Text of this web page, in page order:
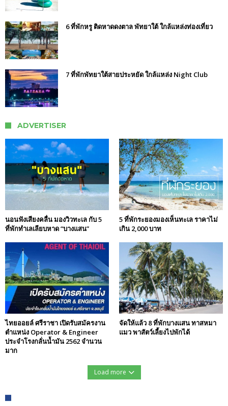
6 ที่พักหรู ติดหาดดงตาล พัทยาใต้ ใกล้แหล่งท่องเที่ยว
7 ที่พักพัทยาใต้สายประหยัด ใกล้แหล่ง Night Club
ADVERTISER
นอนฟังเสียงคลื่น มองวิวทะเล กับ 5
ที่พักทำเลเลียบหาด “บางแสน”
5 ที่พักระยองมองเห็นทะเล ราคาไม่
เกิน 2,000 บาท
ไทยออยล์ ศรีราชา เปิดรับสมัครงาน
ตำแหน่ง Operator & Engineer
ประจำโรงกลั่นน้ำมัน 2562 จำนวน
มาก
จัดให้แล้ว 8 ที่พักบางแสน ทาสหมา
แมว พาสัตว์เลี้ยงไปพักได้
Load more